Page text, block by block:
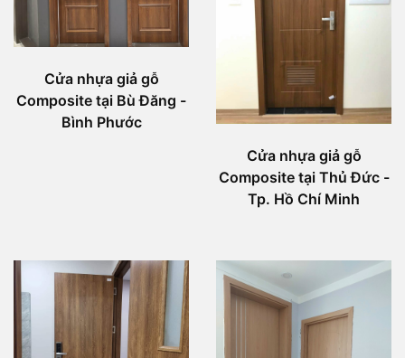
Cửa nhựa giả gỗ
Composite tại Bù Đăng -
Bình Phước
Cửa nhựa giả gỗ
Composite tại Thủ Đức -
Tp. Hồ Chí Minh